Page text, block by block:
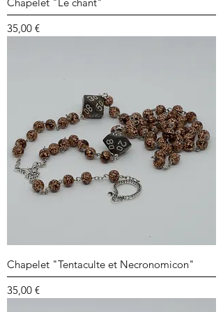
Prix
35,00 €
Chapelet "Tentaculte et Necronomicon"
Prix
35,00 €